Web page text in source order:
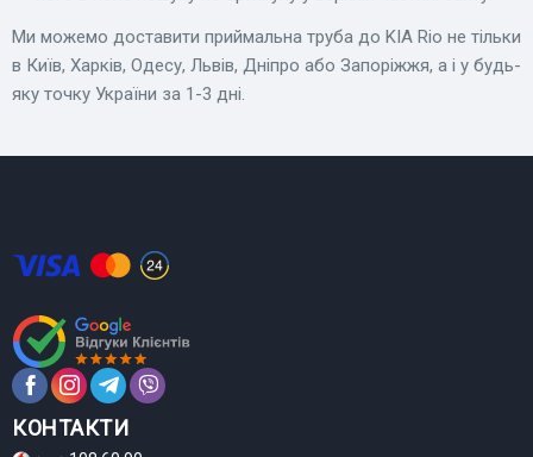
Ми можемо доставити приймальна труба до KIA Rio не тільки
в Київ, Харків, Одесу, Львів, Дніпро або Запоріжжя, а і у будь-
яку точку України за 1-3 дні.
КОНТАКТИ